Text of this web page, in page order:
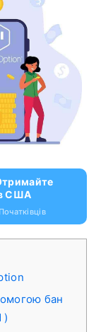
США
бан
)